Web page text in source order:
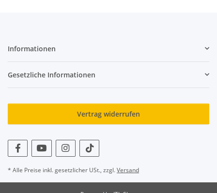
Informationen
Gesetzliche Informationen
Vertrag widerrufen
* Alle Preise inkl. gesetzlicher USt., zzgl.Versand